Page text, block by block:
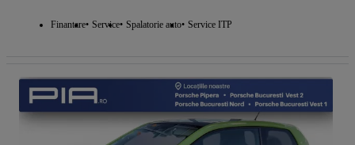
Finantare Service Spalatorie auto Service ITP